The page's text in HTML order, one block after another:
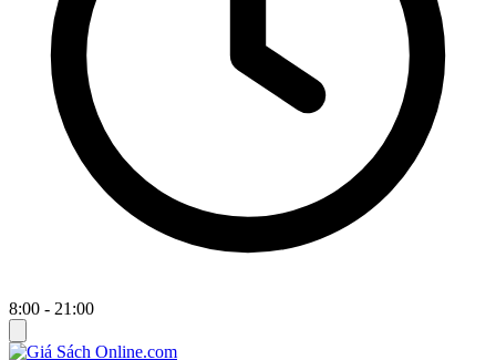
8:00 - 21:00